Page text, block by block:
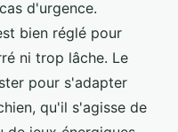
d'urgence.
bien réglé pour
ni trop lâche. Le
pour s'adapter
qu'il s'agisse de